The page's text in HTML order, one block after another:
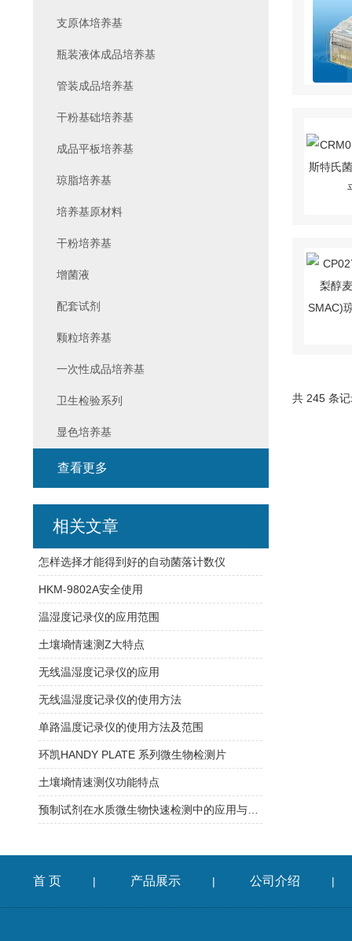
共 245 条
支原体培养基
瓶装液体成品培养基
管装成品培养基
干粉基础培养基
成品平板培养基
琼脂培养基
培养基原材料
干粉培养基
增菌液
配套试剂
颗粒培养基
一次性成品培养基
卫生检验系列
显色培养基
查看更多
相关文章
怎样选择才能得到好的自动菌落计数仪
HKM-9802A安全使用
温湿度记录仪的应用范围
土壤墒情速测Z大特点
无线温湿度记录仪的应用
无线温湿度记录仪的使用方法
单路温度记录仪的使用方法及范围
环凯HANDY PLATE 系列微生物检测片
土壤墒情速测仪功能特点
首 页 | 产品展示 | 公司介绍 |